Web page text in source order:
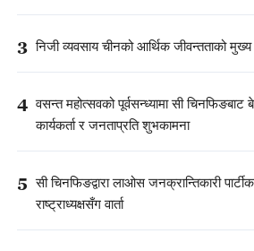
3 निजी व्यवसाय चीनको आर्थिक जीवन्तताको मुख्य
4 वसन्त महोत्सवको पूर्वसन्ध्यामा सी
कार्यकर्ता र जनताप्रति शुभकामना
5 सी चिनफिङद्वारा लाओस जनक्रान्तिकारी
राष्ट्राध्यक्षसँग वार्ता